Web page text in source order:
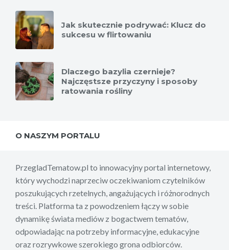
Jak skutecznie podrywać: Klucz do
sukcesu w flirtowaniu
Dlaczego bazylia czernieje?
Najczęstsze przyczyny i sposoby
ratowania rośliny
O NASZYM PORTALU
PrzegladTematow.pl to innowacyjny portal internetowy,
który wychodzi naprzeciw oczekiwaniom czytelników
poszukujących rzetelnych, angażujących i różnorodnych
treści. Platforma ta z powodzeniem łączy w sobie
dynamikę świata mediów z bogactwem tematów,
odpowiadając na potrzeby informacyjne, edukacyjne
oraz rozrywkowe szerokiego grona odbiorców.